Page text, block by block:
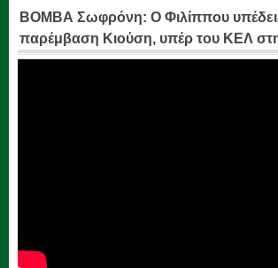
ΒΟΜΒΑ Σωφρόνη: Ο Φιλίππου
παρέμβαση Κιούση, υπέρ του ΚΕΛ